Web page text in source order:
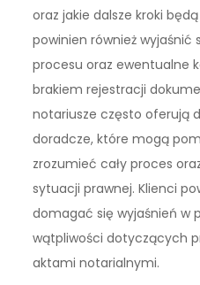
oraz jakie dalsze kroki
powinien również
procesu oraz ewentualne
brakiem rejestracji
notariusze często oferują
doradcze, które mogą
zrozumieć cały proces
sytuacji prawnej. Klienci
domagać się wyjaśnień w
wątpliwości dotyczących
aktami notarialnymi.